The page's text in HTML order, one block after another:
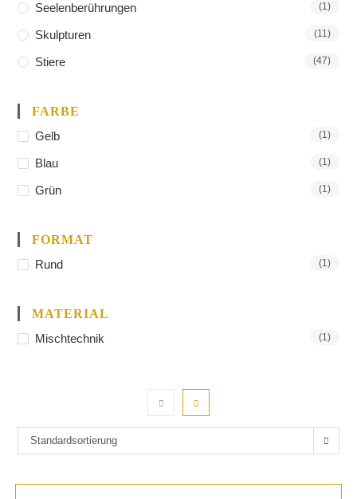
Seelenberührungen (1)
Skulpturen (11)
Stiere (47)
FARBE
Gelb
(1)
Blau (1)
Grün (1)
FORMAT
Rund
(1)
MATERIAL
Mischtechnik
(1)
Standardsortierung